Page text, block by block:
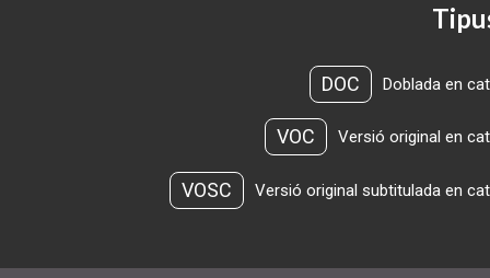
DOC Doblada en
VOC Versió original en
VOSC Versió original subtitulada en